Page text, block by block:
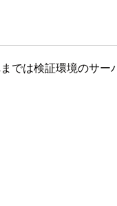
では検証環境のサー